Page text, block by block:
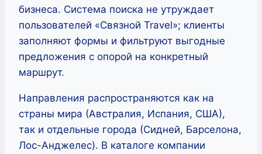
бизнеса. Система поиска не утруждает
пользователей «Связной Travel»; клиенты
заполняют формы и фильтруют выгодные
предложения с опорой на конкретный
маршрут.
Направления распространяются как на
страны мира (Австралия, Испания, США),
так и отдельные города (Сидней, Барселона,
Лос-Анджелес). В каталоге компании